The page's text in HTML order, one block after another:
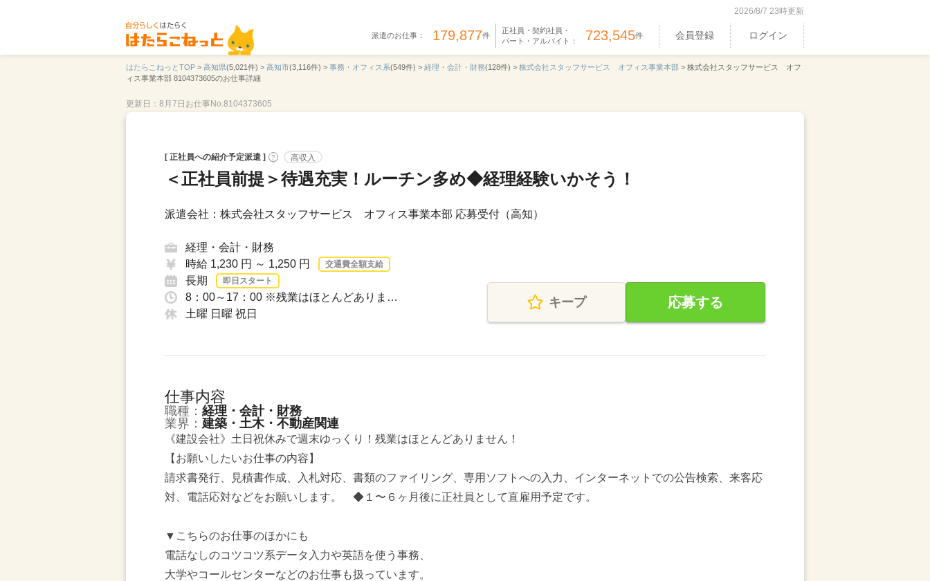
2026/8/7 23時更新
派遣のお仕事： 179,877件
正社員・契約社員・
パート・アルバイト： 723,545件 会員登録 ログイン
はたらこねっとTOP > 高知県(5,021件) > 高知市(3,116件) > 事務・オフィス系(549件) > 経理・会計・財務(128件) > 株式会社スタッフサービス オフィス事業本部 > 株式会社スタッフサービス オフ
ィス事業本部 8104373605のお仕事詳細
更新日：8月7日 お仕事No.8104373605
[ 正社員への紹介予定派遣 ] ? 高収入
＜正社員前提＞待遇充実！ルーチン多め◆経理経験いかそう！
派遣会社：株式会社スタッフサービス オフィス事業本部 応募受付（高知）
経理・会計・財務
時給 1,230 円 ～ 1,250 円
交通費全額支給
長期 即日スタート
8：00～17：00 ※残業はほとんどありま…
土曜 日曜 祝日
キープ 応募する
仕事内容
職種： 経理・会計・財務
業界： 建築・土木・不動産関連
《建設会社》土日祝休みで週末ゆっくり！残業はほとんどありません！
【お願いしたいお仕事の内容】
請求書発行、見積書作成、入札対応、書類のファイリング、専用ソフトへの入力、インターネットでの公告検索、来客応
対、電話応対などをお願いします。 ◆１〜６ヶ月後に正社員として直雇用予定です。
▼こちらのお仕事のほかにも
電話なしのコツコツ系データ入力や英語を使う事務、
大学やコールセンターなどのお仕事も扱っています。